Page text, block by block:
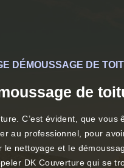
DÉMOUSSAGE DE
de
C’est évident, que
au professionnel, pour
nettoyage et le
DK Couverture qui se